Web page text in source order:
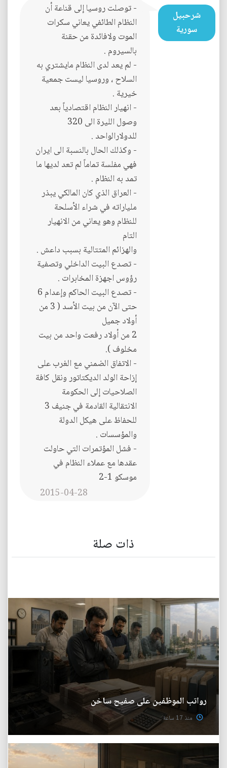
شرحبيل
سورية
- توصلت روسيا إلى قناعة أن
النظام الطائفي يعاني سكرات
الموت ولافائدة من حقنة
بالسيروم .
- لم يعد لدى النظام مايشتري به
السلاح ، وروسيا ليست جمعية
خيرية .
- انهيار النظام اقتصادياً بعد
وصول الليرة الى 320
للدولارالواحد .
- وكذلك الحال بالنسبة الى ايران
فهي مفلسة تماماً لم تعد لديها ما
تمد به النظام .
- العراق الذي كان المالكي يبذر
ملياراته في شراء الأسلحة
للنظام وهو يعاني من الانهيار
التام
والهزائم المتتالية بسبب داعش .
- تصدع البيت الداخلي وتصفية
رؤوس اجهزة المخابرات .
- تصدع البيت الحاكم وإعدام 6
حتى الآن من بيت الأسد ( 3 من
أولاد جميل
2 من أولاد رفعت واحد من بيت
مخلوف ).
- الاتفاق الضمني مع الغرب على
إزاحة الولد الديكتاتور ونقل كافة
الصلاحيات إلى الحكومة
الانتقالية القادمة في جنيف 3
للحفاظ على هيكل الدولة
والمؤسسات .
- فشل المؤتمرات التي حاولت
عقدها مع عملاء النظام في
موسكو 1-2
2015-04-28
ذات صلة
رواتب الموظفين على صفيح ساخن
منذ 17 ساعة